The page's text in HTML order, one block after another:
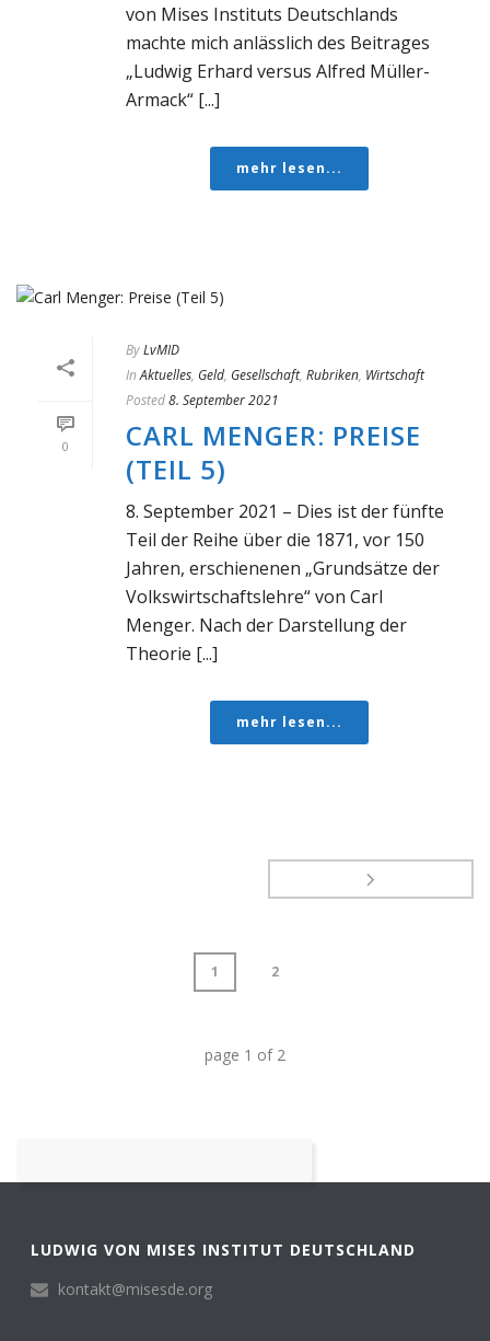
von Mises Instituts Deutschlands
machte mich anlässlich des Beitrages
„Ludwig Erhard versus Alfred Müller-
Armack“ [...]
mehr lesen...
0
ByLvMID
In Aktuelles, Geld, Gesellschaft, Rubriken, Wirtschaft
Posted8. September 2021
CARL MENGER: PREISE
(TEIL 5)
8. September 2021 – Dies ist der fünfte
Teil der Reihe über die 1871, vor 150
Jahren, erschienenen „Grundsätze der
Volkswirtschaftslehre“ von Carl
Menger. Nach der Darstellung der
Theorie [...]
mehr lesen...
1 2
page 1 of 2
LUDWIG VON MISES INSTITUT DEUTSCHLAND
kontakt@misesde.org